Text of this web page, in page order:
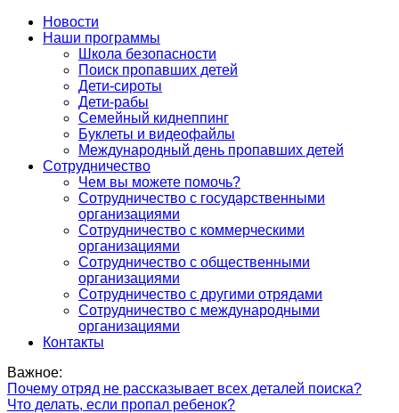
Новости
Наши программы
Школа безопасности
Поиск пропавших детей
Дети-сироты
Дети-рабы
Семейный киднеппинг
Буклеты и видеофайлы
Международный день пропавших детей
Сотрудничество
Чем вы можете помочь?
Сотрудничество с государственными
организациями
Сотрудничество с коммерческими
организациями
Сотрудничество с общественными
организациями
Сотрудничество с другими отрядами
Сотрудничество с международными
организациями
Контакты
Важное:
Почему отряд не рассказывает всех деталей поиска?
Что делать, если пропал ребенок?